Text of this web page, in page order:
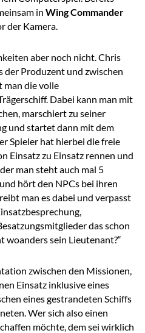
in Wing Commander
der Kamera.
aber noch nicht. Chris
der Produzent und zwischen
man die volle
Dabei kann man mit
marschiert zu seiner
und startet dann mit dem
Spieler hat hierbei die freie
Einsatz zu Einsatz rennen und
man steht auch mal 5
hört den NPCs bei ihren
man es dabei und verpasst
das schon
woanders sein Lieutenant?“
zwischen den Missionen,
Einsatz inklusive eines
eines gestrandeten Schiffs
Wer sich also einen
möchte, dem sei wirklich